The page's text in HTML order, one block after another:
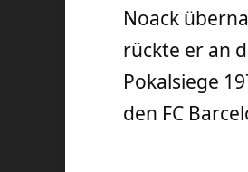
Noack
rückte er an
Pokalsiege
den FC